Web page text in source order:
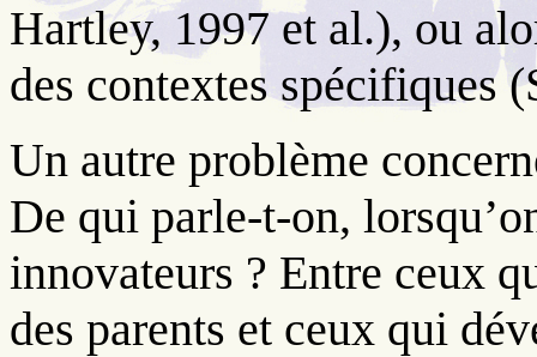
Hartley, 1997 et al.), ou
des contextes spécifiques
Un autre problème
De qui parle-t-on,
innovateurs ? Entre ceux
des parents et ceux qui